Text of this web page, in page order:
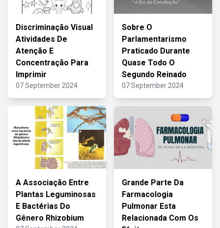
Discriminação Visual
Atividades De
Atenção E
Concentração Para
Imprimir
07 September 2024
Sobre O
Parlamentarismo
Praticado Durante
Quase Todo O
Segundo Reinado
07 September 2024
A Associação Entre
Plantas Leguminosas
E Bactérias Do
Gênero Rhizobium
Grande Parte Da
Farmacologia
Pulmonar Esta
Relacionada Com Os